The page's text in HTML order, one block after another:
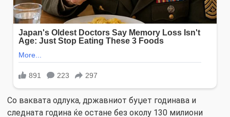
Со ваквата одлука, државниот буџет годинава и
следната година ќе остане без околу 130 милиони